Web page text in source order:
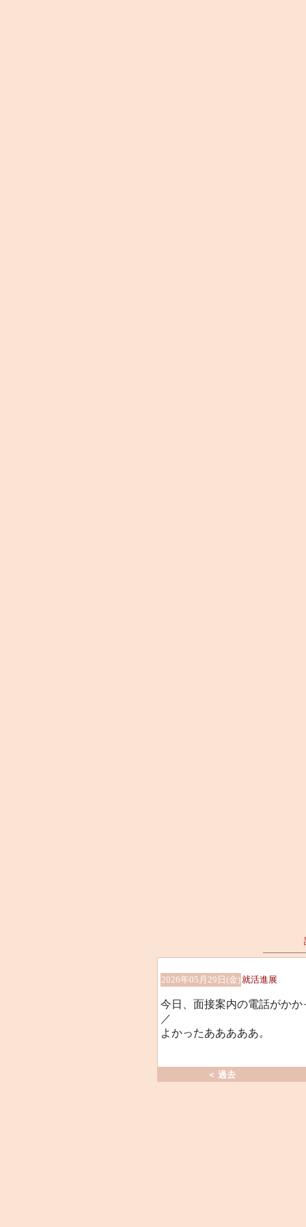
2026年05月29日(金)就活進展
今日、面接案内の電話がか
／
よかったあああああ。
＜ 過去